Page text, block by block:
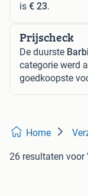
is € 23.
Prijscheck
De duurste
categorie werd
goedkoopste
Home
26 resultaten voor